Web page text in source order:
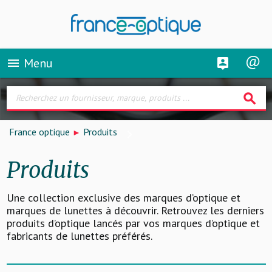
menu Menu
search
France optique Produits
Produits
Une collection exclusive des marques d’optique et
marques de lunettes à découvrir. Retrouvez les derniers
produits d’optique lancés par vos marques d’optique et
fabricants de lunettes préférés.